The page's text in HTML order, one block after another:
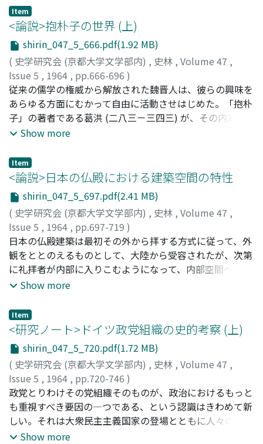
る。だが直接政治の局面について考えると、それは当時、
国家によって "良吏" として把握された官人－とくに国司
－逹を分析することによって理解できるようである。彼ら
"良吏" はまぎれもない律令官人でありながら、従来には
みられない現実性をもっている。本稿ではそれを論証する
ために、六国史の史料性を検討することからはじめ、その
登場の要因等を考察し、その歴史的性格にまで論及したつ
もりである。本稿でその分析の中核として、わざわざ数的
には例外とも考えられそうな "良吏" に注目したのは、従
来のように彼らを例外としてのみ理解することによって
把握できないと考えたからに外ならない。 まだ九世紀に
は "良吏" のもとで公民の大多数が基本的には国家に対抗
するよりも依存する動きを示さざるをえなかったことが、
この政治の一応の成功の原因であったし、それが次に律令
国家を変形させた古代国家としての摂関政治体制の出現を
保障する一つの前提的役割を果したと考えられるのであ
る。
Item
<論説>抱朴子の世界 (上)
shirin_047_5_666.pdf(1.92 MB)
( 史学研究会 (京都大学文学部内) , 史林 , Volume 47 ,
Issue 5 , 1964 , pp.666-696 )
吉川, 忠夫;Yoshikawa, Tadao;ヨシカワ, タダオ
従来の儒学の権威から解放された魏晋人は、彼らの興味を
あらゆる方面にむかって自由に活動させはじめた。「抱朴
子」の著者である葛洪 (二八三－三四三) が、その内篇に
おいて、神仙の理論と技術をのべているのも、そのひとつ
生まれ、そしてまた抱朴子が東晋王朝成立の前夜に書かれ
たことが、抱朴子のうえに特殊な影をおとしている。筆者
は、こうした歴史的存在としての葛洪と抱朴子の内容を密
接に関連させながら、抱朴子内外篇を有機的にとらえてみ
たいと思う。
Show more
Item
<論説>日本の仏殿における建築空間の特性
shirin_047_5_697.pdf(2.41 MB)
( 史学研究会 (京都大学文学部内) , 史林 , Volume 47 ,
Issue 5 , 1964 , pp.697-719 )
浅野, 清;Asano, Kiyoshi;アサノ, キヨシ
日本の仏殿建築は最初その外から拝する方式に従って、外
観をととのえるものとして、大陸から受容されたが、次第
に礼拝者が内部に入りこむようになって、内部空間への関
心を深めた。そしてやがて座居に適したコンバクトで落ち
に中囚の新様式を受けいれたのを機緑に、その要求する空
間に著しい変質をきたし、伝統的な空間と影響しあって活
溌な変化をみせるに至った。こうした空間の捉え方を全く
無関係に発展したヨーロッパの教会堂等に見られる空間へ
の指向と各発展段階毎に比較することによって、我が国の
建築に現れた民族文化の特性を考える一助としたい。
Show more
Item
<研究ノート>ドイツ政党組織の史的考察 (上)
shirin_047_5_720.pdf(1.72 MB)
( 史学研究会 (京都大学文学部内) , 史林 , Volume 47 ,
Issue 5 , 1964 , pp.720-746 )
飯田, 収治;中村, 幹雄;野田, 宣雄;望田, 幸男;Iida, Shuji ;
イイダ, シュウジ
政党とりわけその党組織そのものが、政治におけるもっと
も重視すべき要因の―つである、という認識はきわめて新
しい。それは大衆民主主義国家の登場とともに人々の意識
にのぼりはじめた。これまでの政党史の多くは、政治史一
Show more